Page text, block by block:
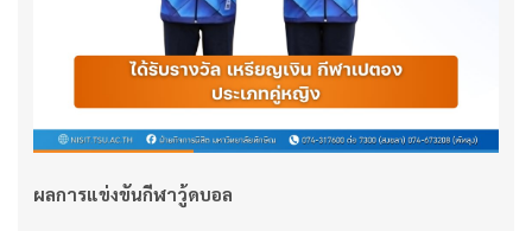
ผลการแข่งขันกีฬาวู้ดบอล